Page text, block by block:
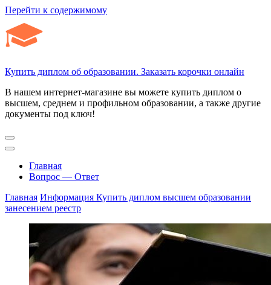
Перейти к содержимому
Купить диплом об образовании. Заказать корочки онлайн
В нашем интернет-магазине вы можете купить диплом о
высшем, среднем и профильном образовании, а также другие
документы под ключ!
Главная
Вопрос — Ответ
Главная Информация Купить диплом высшем образовании
занесением реестр